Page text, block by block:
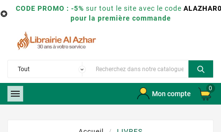

CODE PROMO : -5% sur tout le site avec le code
pour la première commande
 Mon compte
0